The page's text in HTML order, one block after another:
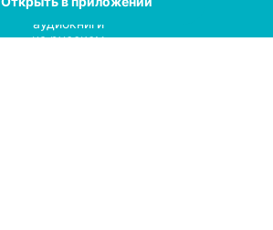
Лучшие
аудиокниги
на русском